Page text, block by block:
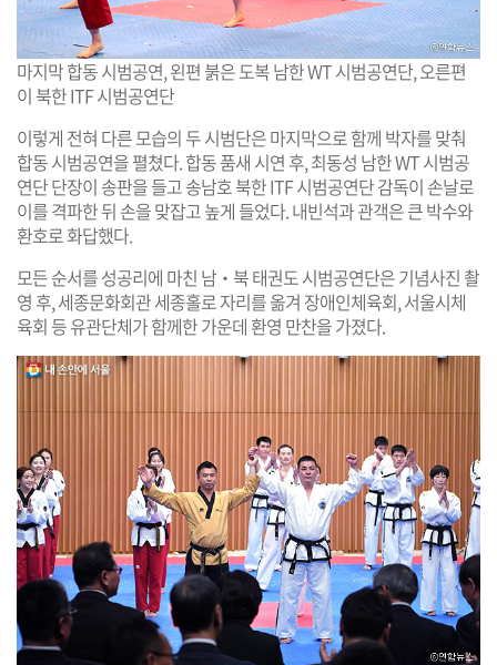
마지막 합동 시범공연, 왼편 붉은 도복 남한 WT 시범공연단, 오른편
이 북한 ITF 시범공연단
이렇게 전혀 다른 모습의 두 시범단은 마지막으로 함께 박자를 맞춰
합동 시범공연을 펼쳤다. 합동 품새 시연 후, 최동성 남한 WT 시범공
연단 단장이 송판을 들고 송남호 북한 ITF 시범공연단 감독이 손날로
이를 격파한 뒤 손을 맞잡고 높게 들었다. 내빈석과 관객은 큰 박수와
환호로 화답했다.
모든 순서를 성공리에 마친 남‧북 태권도 시범공연단은 기념사진 촬
영 후, 세종문화회관 세종홀로 자리를 옮겨 장애인체육회, 서울시체
육회 등 유관단체가 함께한 가운데 환영 만찬을 가졌다.